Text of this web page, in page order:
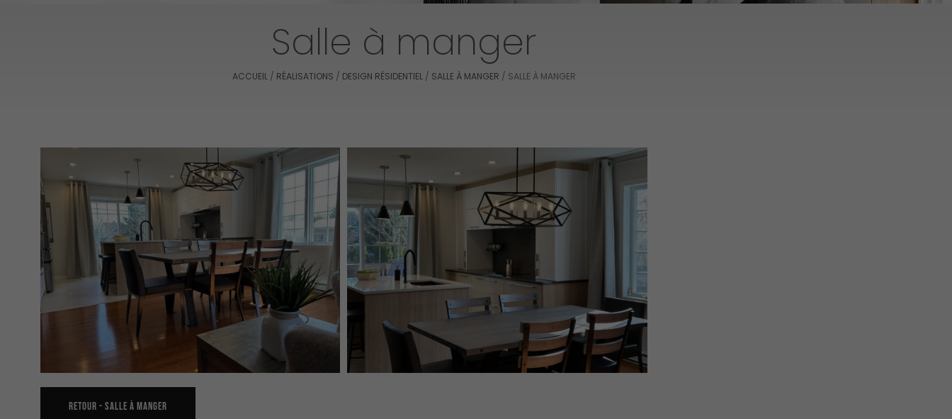
Salle à manger
ACCUEIL/ RÉALISATIONS / DESIGN RÉSIDENTIEL/ SALLE À MANGER / SALLE À MANGER
RETOUR - SALLE À MANGER